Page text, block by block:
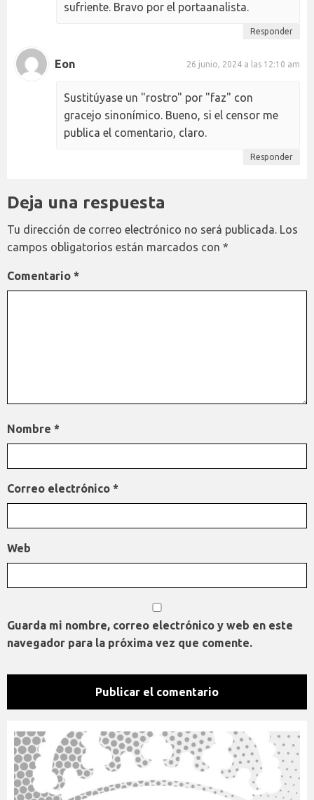
sufriente. Bravo por el portaanalista.
Responder
Eon 26 junio, 2024 a las 12:10 am
Sustitúyase un "rostro" por "faz" con
gracejo sinonímico. Bueno, si el censor me
publica el comentario, claro.
Responder
Deja una respuesta
Tu dirección de correo electrónico no será publicada. Los
campos obligatorios están marcados con *
Comentario *
Nombre *
Correo electrónico *
Web
Guarda mi nombre, correo electrónico y web en este
navegador para la próxima vez que comente.